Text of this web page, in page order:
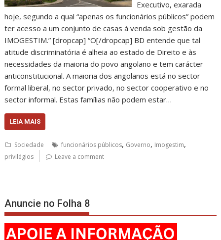
Executivo, exarada
hoje, segundo a qual “apenas os funcionários públicos” podem
ter acesso a um conjunto de casas à venda sob gestão da
IMOGESTIM.” [dropcap] “O[/dropcap] BD entende que tal
atitude discriminatória é alheia ao estado de Direito e às
necessidades da maioria do povo angolano e tem carácter
anticonstitucional. A maioria dos angolanos está no sector
formal liberal, no sector privado, no sector cooperativo e no
sector informal. Estas famílias não podem estar…
LEIA MAIS
Sociedade funcionários públicos, Governo, Imogestim,
privilégios Leave a comment
Anuncie no Folha 8